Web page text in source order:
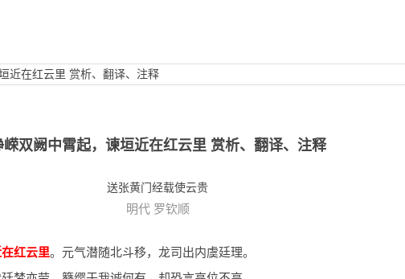
近在红云里 赏析、翻译、注释
嵘双阙中霄起，谏垣近在红云里 赏析、翻译、注释
送张黄门经载使云贵
明代 罗钦顺
红云里。元气潜随北斗移，龙司出内虞廷理。